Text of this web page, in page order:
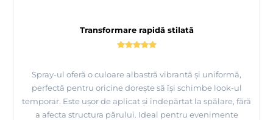
Transformare rapidă stilată
Spray-ul oferă o culoare albastră vibrantă și uniformă,
perfectă pentru oricine dorește să își schimbe look-ul
temporar. Este ușor de aplicat și îndepărtat la spălare, fără
a afecta structura părului. Ideal pentru evenimente